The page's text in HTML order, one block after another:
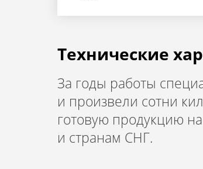
Технические
За годы работы
и произвели сотни
готовую продукцию
и странам СНГ.